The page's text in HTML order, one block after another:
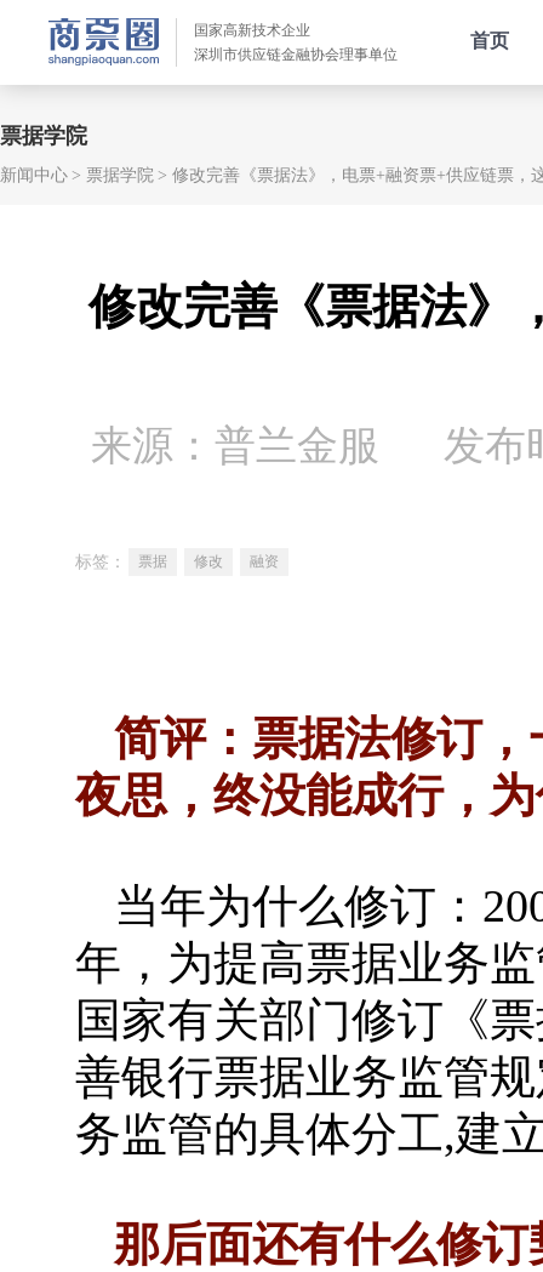
国家高新技术企业
深圳市供应链金融协会理事单位
首页
票据学院
新闻中心 票据学院 修改完善《票据法》，电票+融资票+供应链票，
修改完善《票据法》
来源：普兰金服 发布
标签： 票据 修改 融资
简评：票据法修订
夜思，终没能成行，
当年为什么修订：
年，为提高票据业务
国家有关部门修订《
善银行票据业务监管
务监管的具体分工,建
那后面还有什么修订